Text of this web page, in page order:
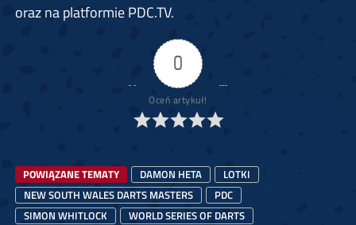
oraz na platformie PDC.TV.
0
Oceń artykuł!
POWIĄZANE TEMATY DAMON HETA
LOTKI
NEW SOUTH WALES DARTS MASTERS
PDC
SIMON WHITLOCK
WORLD SERIES OF DARTS